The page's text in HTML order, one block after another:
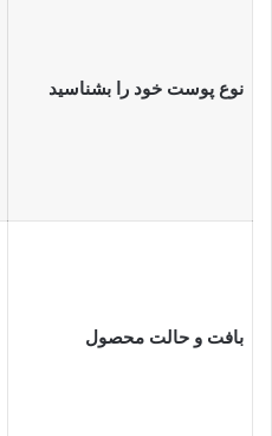
نوع پوست خود را بشناسید
بافت و حالت محصول